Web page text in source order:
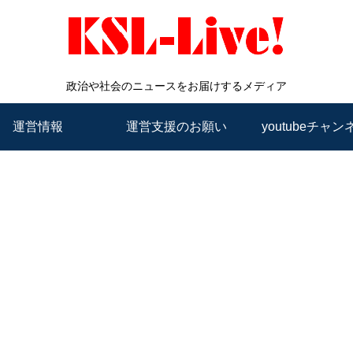
政治や社会のニュースをお届けするメディア
運営情報 運営支援のお願い youtubeチャン